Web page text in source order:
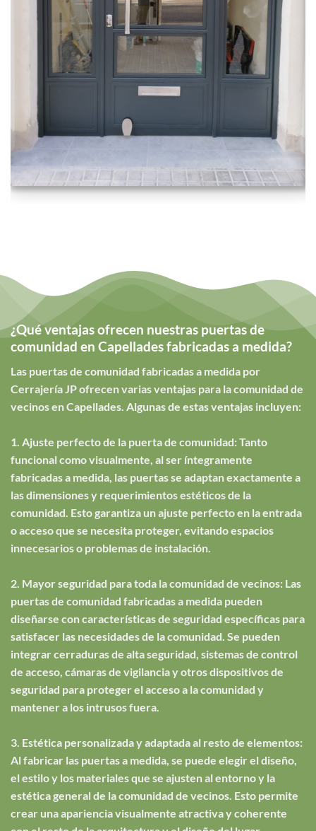
¿Qué ventajas ofrecen nuestras puertas de
comunidad en Capellades fabricadas a medida?
Las puertas de comunidad fabricadas a medida por
Cerrajería JP ofrecen varias ventajas para la comunidad de
vecinos en Capellades. Algunas de estas ventajas incluyen:
1. Ajuste perfecto de la puerta de comunidad: Tanto
funcional como visualmente, al ser íntegramente
fabricadas a medida, las puertas se adaptan exactamente a
las dimensiones y requerimientos estéticos de la
comunidad. Esto garantiza un ajuste perfecto en la entrada
o acceso que se necesita proteger, evitando espacios
innecesarios o problemas de instalación.
2. Mayor seguridad para toda la comunidad de vecinos: Las
puertas de comunidad fabricadas a medida pueden
diseñarse con características de seguridad específicas para
satisfacer las necesidades de la comunidad. Se pueden
integrar cerraduras de alta seguridad, sistemas de control
de acceso, cámaras de vigilancia y otros dispositivos de
seguridad para proteger el acceso a la comunidad y
mantener a los intrusos fuera.
3. Estética personalizada y adaptada al resto de elementos:
Al fabricar las puertas a medida, se puede elegir el diseño,
el estilo y los materiales que se ajusten al entorno y la
estética general de la comunidad de vecinos. Esto permite
crear una apariencia visualmente atractiva y coherente